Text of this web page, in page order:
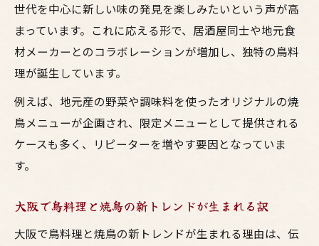
世代を中心に新しい味の発見を楽しみたいという声が高
まっています。これに応える形で、居酒屋同士や地元食
材メーカーとのコラボレーションが増加し、独特の鳥料
理が誕生しています。
例えば、地元産の野菜や調味料を使ったオリジナルの焼
鳥メニューが企画され、限定メニューとして提供される
ケースも多く、リピーターを増やす要因となっていま
す。
大阪で鳥料理と焼鳥の新トレンドが生まれる訳
大阪で鳥料理と焼鳥の新トレンドが生まれる理由は、伝